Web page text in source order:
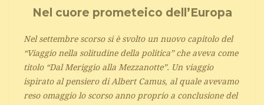
Nel cuore prometeico dell’Europa
Nel settembre scorso si è svolto un nuovo capitolo del
“Viaggio nella solitudine della politica” che aveva come
titolo “Dal Meriggio alla Mezzanotte”. Un viaggio
ispirato al pensiero di Albert Camus, al quale avevamo
reso omaggio lo scorso anno proprio a conclusione del